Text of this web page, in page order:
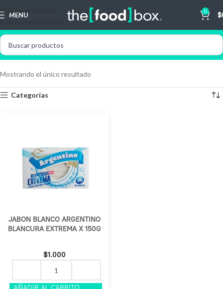
Skip to navigation
Skip to main content
MENU 0 $
Mostrando el único resultado
Categorías
JABON BLANCO ARGENTINO
BLANCURA EXTREMA X 150G
$1.000